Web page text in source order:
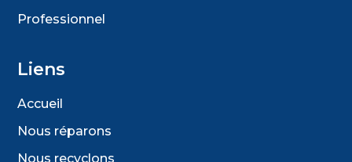
Professionnel
Liens
Accueil
Nous réparons
Nous recyclons